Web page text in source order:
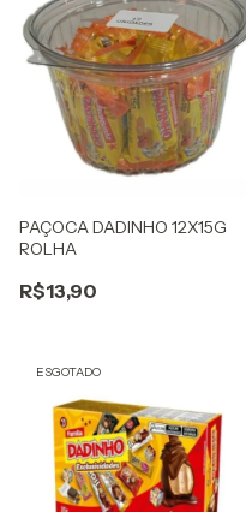
PAÇOCA DADINHO 12X15G
ROLHA
R$13,90
ESGOTADO